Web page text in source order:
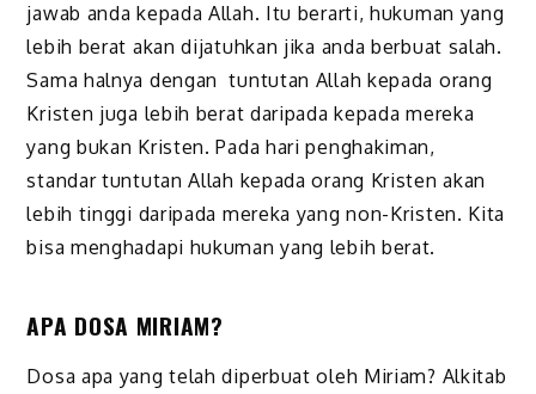
jawab anda kepada Allah. Itu berarti, hukuman yang
lebih berat akan dijatuhkan jika anda berbuat salah.
Sama halnya dengan tuntutan Allah kepada orang
Kristen juga lebih berat daripada kepada mereka
yang bukan Kristen. Pada hari penghakiman,
standar tuntutan Allah kepada orang Kristen akan
lebih tinggi daripada mereka yang non-Kristen. Kita
bisa menghadapi hukuman yang lebih berat.
APA DOSA MIRIAM?
Dosa apa yang telah diperbuat oleh Miriam? Alkitab